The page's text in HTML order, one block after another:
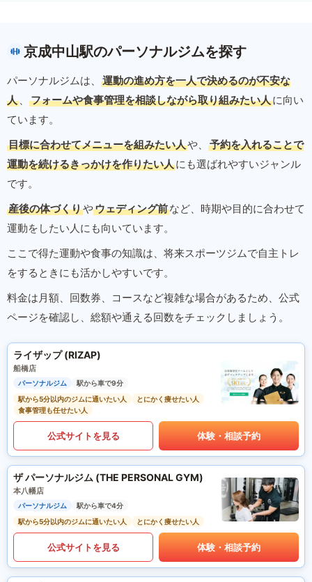
京成中山駅のパーソナルジムを探す
パーソナルジムは、
運動の進め方を一人で決めるのが不安な
人 、 フォームや食事管理を相談しながら取り組みたい人に向い
ています。
目標に合わせてメニューを組みたい人や、
予約を入れることで
運動を続けるきっかけを作りたい人にも選ばれやすいジャンル
です。
産後の体づくりやウェディング前など、時期や目的に合わせて
運動をしたい人にも向いています。
ここで得た運動や食事の知識は、将来スポーツジムで自主トレ
をするときにも活かしやすいです。
料金は月額、回数券、コースなど複雑な場合があるため、公式
ページを確認し、総額や通える回数をチェックしましょう。
ライザップ (RIZAP)
船橋店
パーソナルジム
駅から車で9分
駅から5分以内のジムに通いたい人
とにかく痩せたい人
食事管理も任せたい人
公式サイトを見る 体験・相談予約
ザ パーソナルジム (THE PERSONAL GYM)
本八幡店
パーソナルジム
駅から車で4分
駅から5分以内のジムに通いたい人
とにかく痩せたい人
公式サイトを見る 体験・相談予約